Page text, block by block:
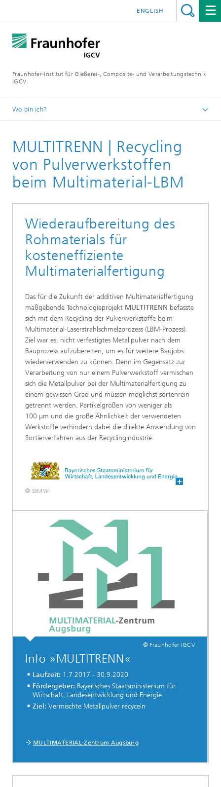
Fraunhofer-Institut für Gießerei-, Composite- und Verarbeitungstechnik
IGCV
ENGLISH
Wo bin ich?
Themen und Technologietransfer
Referenzprojekte
MULTITRENN | Recycling
von Pulverwerkstoffen
beim Multimaterial-LBM
Wiederaufbereitung des
Rohmaterials für
kosteneffiziente
Multimaterialfertigung
Das für die Zukunft der additiven Multimaterialfertigung
maßgebende Technologieprojekt MULTITRENN befasste
sich mit dem Recycling der Pulverwerkstoffe beim
Multimaterial-Laserstrahlschmelzprozess (LBM-Prozess).
Ziel war es, nicht verfestigtes Metallpulver nach dem
Bauprozess aufzubereiten, um es für weitere Baujobs
wiederverwenden zu können. Denn im Gegensatz zur
Verarbeitung von nur einem Pulverwerkstoff vermischen
sich die Metallpulver bei der Multimaterialfertigung zu
einem gewissen Grad und müssen möglichst sortenrein
getrennt werden. Partikelgrößen von weniger als
100 µm und die große Ähnlichkeit der verwendeten
Werkstoffe verhindern dabei die direkte Anwendung von
Sortierverfahren aus der Recyclingindustrie.
© StMWi
© Fraunhofer IGCV
Info »MULTITRENN«
Laufzeit: 1.7.2017 - 30.9.2020
Fördergeber: Bayerisches Staatsministerium für
Wirtschaft, Landesentwicklung und Energie
Ziel: Vermischte Metallpulver recyceln
MULTIMATERIAL-Zentrum Augsburg